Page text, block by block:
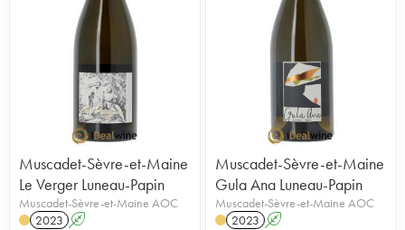
Muscadet-Sèvre-et-Maine
Le Verger Luneau-Papin
Muscadet-Sèvre-et-Maine AOC
2023 A
Muscadet-Sèvre-et-Maine
Gula Ana Luneau-Papin
Muscadet-Sèvre-et-Maine AOC
2023 A